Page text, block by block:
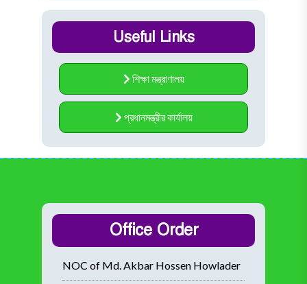
Useful Links
শিক্ষা মন্ত্রাণালয়
প্রধানমন্ত্রীর কার্যালয়
Office Order
NOC of Md. Akbar Hossen Howlader